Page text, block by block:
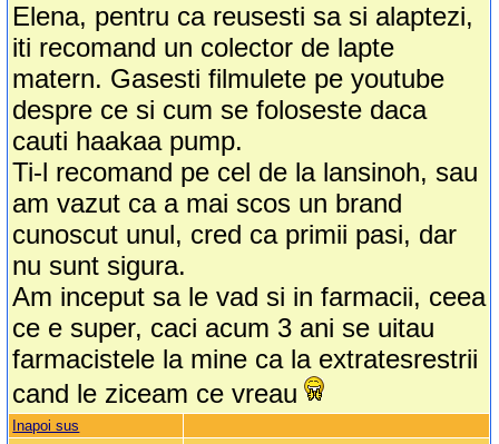
Elena, pentru ca reusesti sa si alaptezi,
iti recomand un colector de lapte
matern. Gasesti filmulete pe youtube
despre ce si cum se foloseste daca
cauti haakaa pump.
Ti-l recomand pe cel de la lansinoh, sau
am vazut ca a mai scos un brand
cunoscut unul, cred ca primii pasi, dar
nu sunt sigura.
Am inceput sa le vad si in farmacii, ceea
ce e super, caci acum 3 ani se uitau
farmacistele la mine ca la extratesrestrii
cand le ziceam ce vreau
Inapoi sus